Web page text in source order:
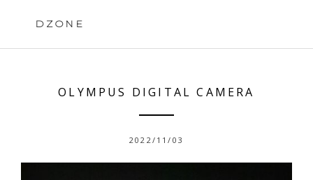
DZONE
OLYMPUS DIGITAL CAMERA
2022/11/03